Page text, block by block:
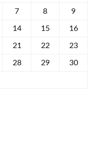
7 8 9
14 15 16
21 22 23
28 29 30